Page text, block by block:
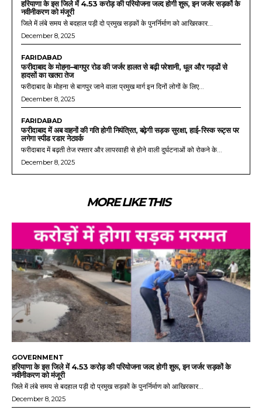
हरियाणा के इस जिले में 4.53 करोड़ की परियोजना जल्द होगी शुरू, इन जर्जर सड़कों के
नवीनीकरण को मंजूरी
जिले में लंबे समय से बदहाल पड़ी दो प्रमुख सड़कों के पुनर्निर्माण को आखिरकार...
December 8, 2025
FARIDABAD
फरीदाबाद के मोहना–बागपुर रोड की जर्जर हालत से बढ़ी परेशानी, धूल और गड्ढों से
हादसों का खतरा तेज
फरीदाबाद के मोहना से बागपुर जाने वाला प्रमुख मार्ग इन दिनों लोगों के लिए...
December 8, 2025
FARIDABAD
फरीदाबाद में अब वाहनों की गति होगी नियंत्रित, बढ़ेगी सड़क सुरक्षा, हाई-रिस्क रूट्स पर
लगेगा स्पीड रडार नेटवर्क
फरीदाबाद में बढ़ती तेज रफ्तार और लापरवाही से होने वाली दुर्घटनाओं को रोकने के...
December 8, 2025
MORE LIKE THIS
GOVERNMENT
हरियाणा के इस जिले में 4.53 करोड़ की परियोजना जल्द होगी शुरू, इन जर्जर सड़कों के
नवीनीकरण को मंजूरी
जिले में लंबे समय से बदहाल पड़ी दो प्रमुख सड़कों के पुनर्निर्माण को आखिरकार...
December 8, 2025